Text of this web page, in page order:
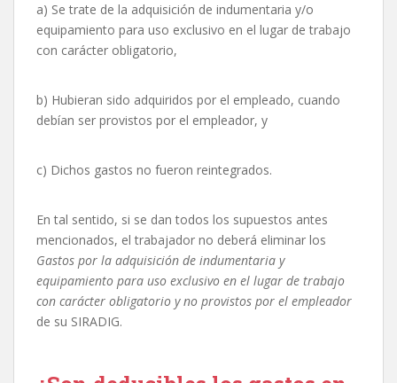
a) Se trate de la adquisición de indumentaria y/o
equipamiento para uso exclusivo en el lugar de trabajo
con carácter obligatorio,
b) Hubieran sido adquiridos por el empleado, cuando
debían ser provistos por el empleador, y
c) Dichos gastos no fueron reintegrados.
En tal sentido, si se dan todos los supuestos antes
mencionados, el trabajador no deberá eliminar los
Gastos por la adquisición de indumentaria y
equipamiento para uso exclusivo en el lugar de trabajo
con carácter obligatorio y no provistos por el empleador
de su SIRADIG.